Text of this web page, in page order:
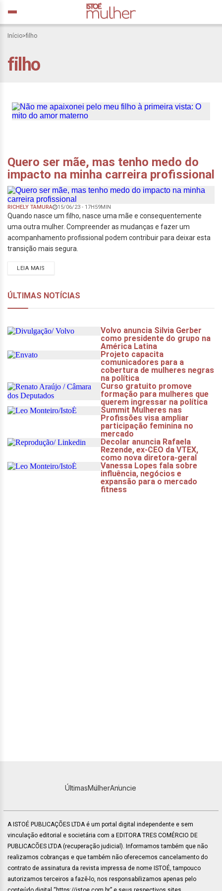
Início>filho
filhoNão me apaixonei pelo
Quero ser mãe, mas tenho medo do
impacto na minha carreira profissional
RICHELY TAMURA 15/06/23 - 17H59MIN
Quando nasce um filho, nasce uma mãe e consequentemente
uma outra mulher. Compreender as mudanças e fazer um
acompanhamento profissional podem contribuir para deixar esta
transição mais segura.
LEIA MAIS
ÚltimasMulherAnuncie
A ISTOÉ PUBLICAÇÕES LTDA é um portal digital independente e sem
vinculação editorial e societária com a EDITORA TRES COMÉRCIO DE
PUBLICACÕES LTDA (recuperação judicial). Informamos também que não
realizamos cobranças e que também não oferecemos cancelamento do
contrato de assinatura da revista impressa de nome ISTOÉ, tampouco
autorizamos terceiros a fazê-lo, nos responsabilizamos apenas pelo